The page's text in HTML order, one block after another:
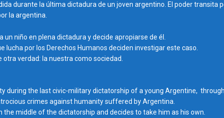
durante la última dictadura de un joven argentino. El poder transita
la argentina.
niño en plena dictadura y decide apropiarse de él.
lucha por los Derechos Humanos deciden investigar este caso.
verdad: la nuestra como sociedad.
during the last civic-military dictatorship of a young Argentine,
crimes against humanity suffered by Argentina.
the middle of the dictatorship and decides to take him as his own.